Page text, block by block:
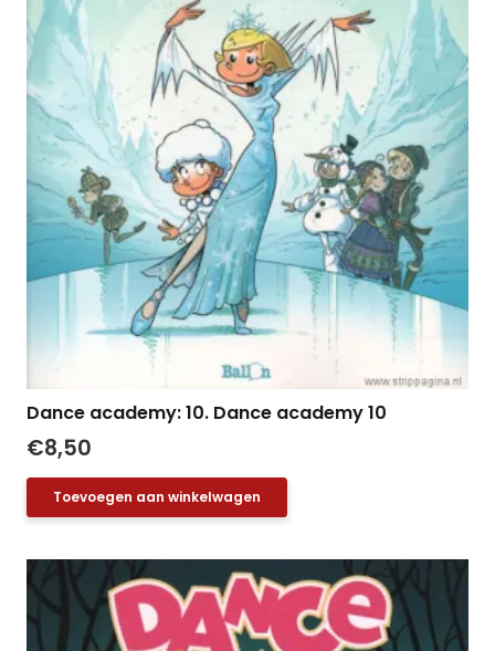
Dance academy: 10. Dance academy 10
€8,50
Toevoegen aan winkelwagen